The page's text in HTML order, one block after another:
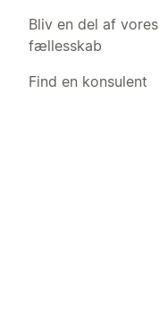
Bliv en del af vores
fællesskab
Find en konsulent